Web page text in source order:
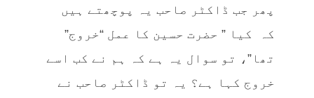
پھر جب ڈاکٹر صاحب یہ پوچھتے ہیں
کہ کیا ” حضرت حسین کا عمل “خروج”
تھا”، تو سوال یہ ہے کہ ہم نے کب اسے
خروج کہا ہے؟ یہ تو ڈاکٹر صاحب نے